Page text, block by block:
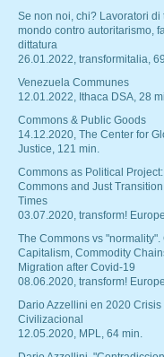
Se non noi, chi? Lavoratori di
mondo contro autoritarismo,
dittatura
26.01.2022, transformitalia,
Venezuela Communes
12.01.2022, Ithaca DSA, 28
Commons & Public Goods
14.12.2020, The Center for
Justice, 121 min.
Commons as Political Project:
Commons and Just
Times
03.07.2020, transform!
The Commons vs "normality".
Capitalism, Commodity
Migration after Covid-19
08.06.2020, transform!
Dario Azzellini en 2020 Crisis
Civilizacional
12.05.2020, MPL, 64 min.